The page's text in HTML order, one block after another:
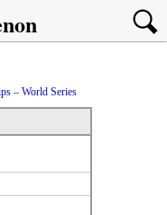
– World Series